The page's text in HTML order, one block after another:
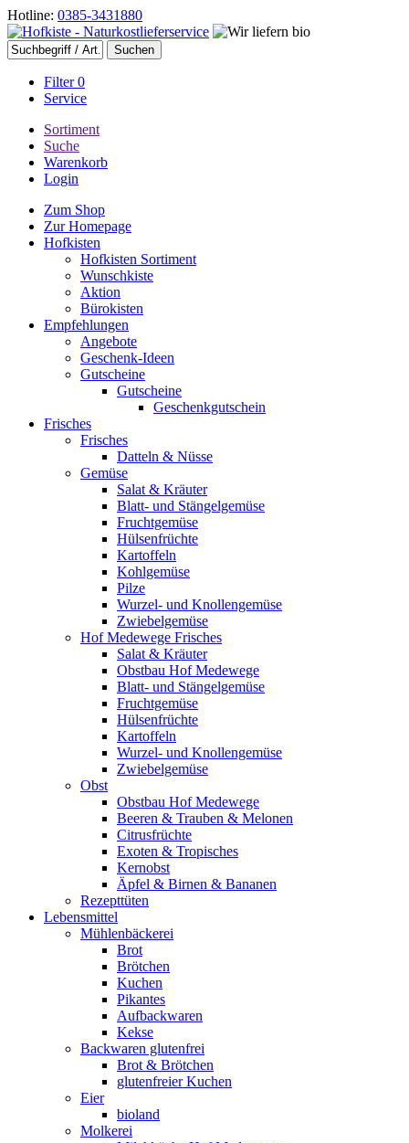
Hotline: 0385-3431880
Filter0
Service
Sortiment
Suche
Warenkorb
Login
Zum Shop
Zur Homepage
Hofkisten
Hofkisten Sortiment
Wunschkiste
Aktion
Bürokisten
Empfehlungen
Angebote
Geschenk-Ideen
Gutscheine
Gutscheine
Geschenkgutschein
Frisches
Frisches
Datteln & Nüsse
Gemüse
Salat & Kräuter
Blatt- und Stängelgemüse
Fruchtgemüse
Hülsenfrüchte
Kartoffeln
Kohlgemüse
Pilze
Wurzel- und Knollengemüse
Zwiebelgemüse
Hof Medewege Frisches
Salat & Kräuter
Obstbau Hof Medewege
Blatt- und Stängelgemüse
Fruchtgemüse
Hülsenfrüchte
Kartoffeln
Wurzel- und Knollengemüse
Zwiebelgemüse
Obst
Obstbau Hof Medewege
Beeren & Trauben & Melonen
Citrusfrüchte
Exoten & Tropisches
Kernobst
Äpfel & Birnen & Bananen
Rezepttüten
Lebensmittel
Mühlenbäckerei
Brot
Brötchen
Kuchen
Pikantes
Aufbackwaren
Kekse
Backwaren glutenfrei
Brot & Brötchen
glutenfreier Kuchen
Eier
bioland
Molkerei